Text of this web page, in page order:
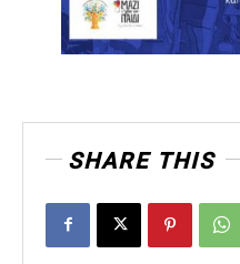
SHARE THIS